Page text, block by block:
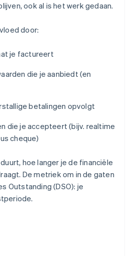
ook al is het werk gedaan.
door:
je factureert
die je aanbiedt (en
betalingen opvolgt
die je accepteert (bijv. realtime
cheque)
hoe langer je de financiële
De metriek om in de gaten
Outstanding (DSO): je